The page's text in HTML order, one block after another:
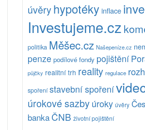
úvěryhypotéky inflace
Investujeme.cz
politika Měšec.cz Našepeníze.cz
penze podílové fondy pojištění
půjčky realitní trh reality regulace
spoření stavební spoření
úrokové sazbyúroky úvěry
banka ČNB životní pojištění